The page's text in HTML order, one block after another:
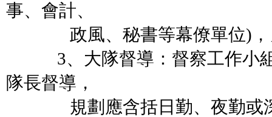
事、會計、
政風、秘書等幕僚單位)，
3、大隊督導：督察工作小組
隊長督導，
規劃應含括日勤、夜勤或